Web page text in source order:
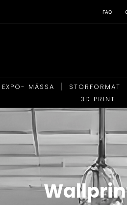
FAQ
EXPO- MÄSSA STORFORMAT
3D PRINT